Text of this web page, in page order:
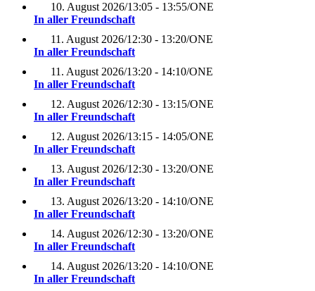
10. August 2026/13:05 - 13:55/ONE
In aller Freundschaft
11. August 2026/12:30 - 13:20/ONE
In aller Freundschaft
11. August 2026/13:20 - 14:10/ONE
In aller Freundschaft
12. August 2026/12:30 - 13:15/ONE
In aller Freundschaft
12. August 2026/13:15 - 14:05/ONE
In aller Freundschaft
13. August 2026/12:30 - 13:20/ONE
In aller Freundschaft
13. August 2026/13:20 - 14:10/ONE
In aller Freundschaft
14. August 2026/12:30 - 13:20/ONE
In aller Freundschaft
14. August 2026/13:20 - 14:10/ONE
In aller Freundschaft